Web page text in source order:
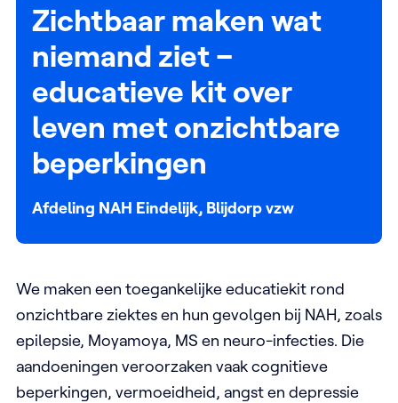
Zichtbaar maken wat
niemand ziet –
educatieve kit over
leven met onzichtbare
beperkingen
Afdeling NAH Eindelijk, Blijdorp vzw
We maken een toegankelijke educatiekit rond
onzichtbare ziektes en hun gevolgen bij NAH, zoals
epilepsie, Moyamoya, MS en neuro-infecties. Die
aandoeningen veroorzaken vaak cognitieve
beperkingen, vermoeidheid, angst en depressie